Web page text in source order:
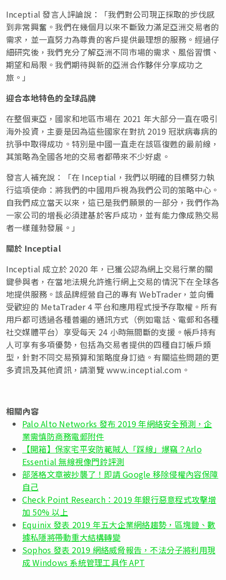
Inceptial 發言人評論說：「我們對公司現正採取的步伐感
到非常興奮。我們在幾個月以來不斷致力滿足亞洲交易者的
需求，並一直努力為尊貴的客戶提供最理想的服務。經過仔
細研究後，我們充分了解亞洲不同市場的需求、風俗習慣、
期望和局限。我們期待與新的亞洲合作夥伴分享成功之
旅。」
迎合本地特色的全球品牌
在整個東亞，國家和地區市場在 2021 年大部分一直在吸引
海外投資，主要是因為這些國家在對抗 2019 冠狀病毒病的
抗爭中取得成功。特別是中國一直走在該區復甦的最前線，
其策略為全國各地的交易者都帶來不少好處。
發言人補充說：「在 Inceptial，我們以明確的目標努力執
行這項使命：將我們的中國用戶視為我們公司的策略中心。
自我們成立當天以來，這已是我們願景的一部分，我們作為
一家公司的增長必須建基於客戶成功，並有能力像成熟交易
者一樣蓬勃發展。」
關於 Inceptial
Inceptial 成立於 2020 年，已獲公認為網上交易行業的關
鍵參與者，在當地法規允許進行網上交易的情況下在全球各
地提供服務。該品牌經營自己的專有 WebTrader，並向備
受歡迎的 MetaTrader 4 平台和應用程式授予存取權。所有
用戶都可透過各種普遍的通訊方式（例如電話、電郵和各種
社交媒體平台）享受每天 24 小時無間斷的支援。帳戶持有
人可享有多項優勢，包括為交易者提供的四種自訂帳戶類
型，針對不同交易預算和策略度身訂造。有關這些問題的更
多資訊及其他資訊，請瀏覽 www.inceptial.com。
相關內容
Palo Alto Networks 發布 2019 年網絡安全預測，企
業需慎防商務電郵附件
【開箱】保家宅平安防範賊人「踩線」爆竊？Arlo
Essential 無線視像門鈴評測
部落格文章被抄襲了！即請 Google 移除侵權內容保障
自己
Check Point Research：2019 年銀行惡意程式攻擊增
加 50% 以上
Equinix 發表 2019 年五大企業網絡趨勢，區塊鏈、數
據私隱將帶動重大結構轉變
Sophos 發表 2019 網絡威脅報告，不法分子將利用現
成 Windows 系統管理工具作 APT